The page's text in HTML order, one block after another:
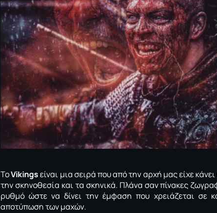
ΤοVikingsείναι μια σειρά που από την αρχή μας είχε
την σκηνοθεσία και τα σκηνικά. Πλάνα σαν πίνακες
ρυθμό ώστε να δίνει την έμφαση που χρειάζεται σε
αποτύπωση των μαχών.